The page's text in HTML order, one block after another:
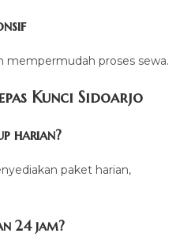
mempermudah proses sewa.
Kunci Sidoarjo
harian?
paket harian,
24 jam?